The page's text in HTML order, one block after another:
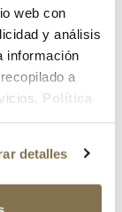
web con
y análisis
información
a
Política
detalles